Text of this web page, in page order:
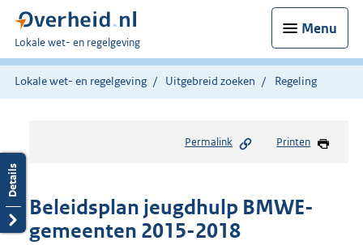
Menu
U
bent
hier:
Lokale wet- en regelgeving
Lokale wet- en regelgeving Uitgebreid zoeken Regeling
Permalink Printen
Beleidsplan jeugdhulp BMWE-
gemeenten 2015-2018